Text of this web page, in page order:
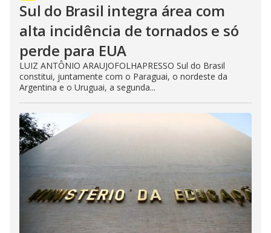
Sul do Brasil integra área com
alta incidência de tornados e só
perde para EUA
LUIZ ANTÔNIO ARAUJOFOLHAPRESSO Sul do Brasil
constitui, juntamente com o Paraguai, o nordeste da
Argentina e o Uruguai, a segunda...